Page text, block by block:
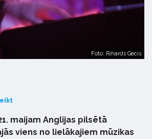
Foto: Rihards Gecis
maijam Anglijas pilsētā
viens no lielākajiem mūzikas